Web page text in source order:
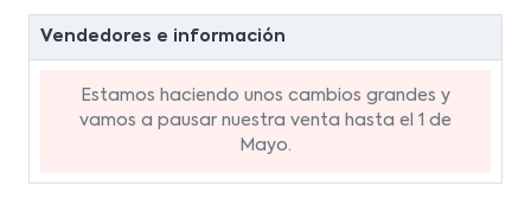
Vendedores e información
Estamos haciendo unos cambios grandes y
vamos a pausar nuestra venta hasta el 1 de
Mayo.